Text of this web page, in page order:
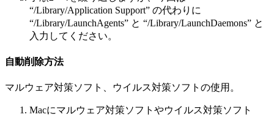
“/Library/Application Support” の代わりに
“/Library/LaunchAgents” と “/Library/LaunchDaemons” と
入力してください。
自動削除方法
マルウェア対策ソフト、ウイルス対策ソフトの使用。
Macにマルウェア対策ソフトやウイルス対策ソフト